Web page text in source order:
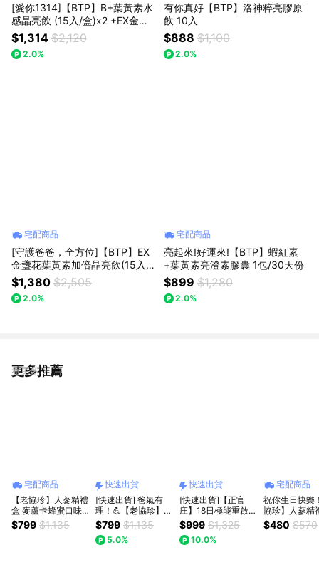
[愛你1314]【BTP】B+葉黃素水
感晶亮飲 (15入/盒)x2 +EX金盞
花葉黃素加倍晶亮飲 (15入/盒)x
1
$1,314 $2,120
2.0%
有你真好【BTP】洛神粹亮膠原
飲 10入
$888 $1,100
2.0%
宅配商品
[守護爸爸，全方位]【BTP】EX
金盞花葉黃素加倍晶亮飲(15入/
盒)+ 接骨木莓綜合維他命粉包(3
0入/盒)+ 洛神粹亮膠原飲(10入/
盒)
$1,380 $2,505
2.0%
宅配商品
亮起來!好運來!【BTP】蝦紅素
+葉黃素亮澄素膠囊 1包/30天份
$899 $1,280
2.0%
更多推薦
看更多
宅配商品
【老協珍】人蔘精禮
盒 麥蘆卡蜂蜜口味
(14入)
$799 $1,135
快速出貨
[快速出貨] 爸氣有
理！💪【老協珍】人
蔘精禮盒 無添加糖
口味(14入)
$799 $1,135
5.0%
快速出貨
[快速出貨]【正官
庄】18日極能重啟禮
盒(28DP 10入+ 活
氣人蔘飲8入)(效
期:2026/12)
$999 $1,325
10.0%
宅配商品
祝你生日快樂
協珍】人蔘精
麥蘆卡蜂蜜口
入)
$480 $570